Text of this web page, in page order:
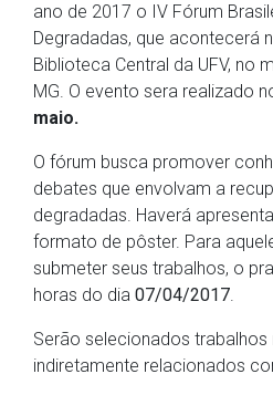
ano de 2017 o IV Fórum
Degradadas, que acontecerá
Biblioteca Central da UFV, no
MG. O evento sera realizado
maio.
O fórum busca promover
debates que envolvam a
degradadas. Haverá
formato de pôster. Para
submeter seus trabalhos, o
horas do dia 07/04/2017.
Serão selecionados
indiretamente relacionados